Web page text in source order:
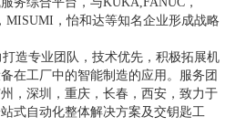
MISUMI，怡和达等知名企业形成战略
造专业团队，技术优先，积极拓展机
在工厂中的智能制造的应用。服务团
，深圳，重庆，长春，西安，致力于
式自动化整体解决方案及交钥匙工